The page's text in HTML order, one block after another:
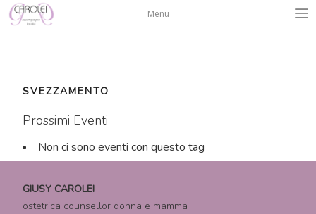
Salta
Menu
SVEZZAMENTO
Prossimi Eventi
Non ci sono eventi con questo tag
GIUSY CAROLEI
ostetrica counsellor donna e mamma